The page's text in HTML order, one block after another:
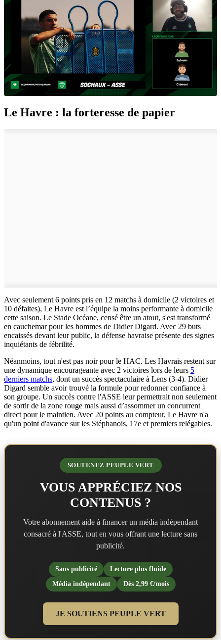
Le Havre : la forteresse de papier
Avec seulement 6 points pris en 12 matchs à domicile (2 victoires et
10 défaites), Le Havre est l’équipe la moins performante à domicile
cette saison. Le Stade Océane, censé être un atout, s'est transformé
en cauchemar pour les hommes de Didier Digard. Avec 29 buts
encaissés devant leur public, la défense havraise présente des signes
inquiétants de fébrilité.
Néanmoins, tout n'est pas noir pour le HAC. Les Havrais restent sur
une dynamique encourageante avec 2 victoires lors de leurs 5
derniers matchs, dont un succès spectaculaire à Lens (3-4). Didier
Digard semble avoir trouvé la formule pour redonner confiance à
son groupe. Un succès contre l'ASSE leur permettrait non seulement
de sortir de la zone rouge mais aussi d’assommer un concurrent
direct pour le maintien. Avec 20 points au compteur, Le Havre n'a
qu'un point d'avance sur les Stéphanois, 17e et premiers relégables.
SOUTENEZ PEUPLE VERT
VOUS APPRÉCIEZ NOS
CONTENUS ?
Votre abonnement aide à financer un média indépendant
consacré à l'ASSE, tout en vous offrant une lecture sans
publicité.
Sans publicité
Lecture plus fluide
Média indépendant
Dès 2,99 €/mois
JE SOUTIENS PEUPLE VERT